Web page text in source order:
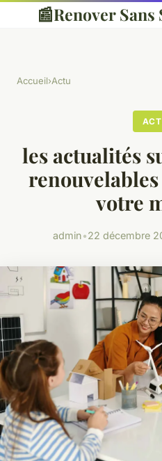
📰Renover
Accueil›Actu
les actualités
votre
admin•22 décembre